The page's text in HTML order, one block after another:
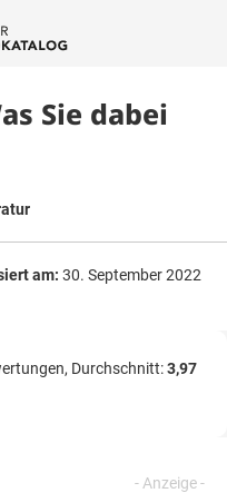
Sie dabei
am: 30. September 2022
Durchschnitt:3,97